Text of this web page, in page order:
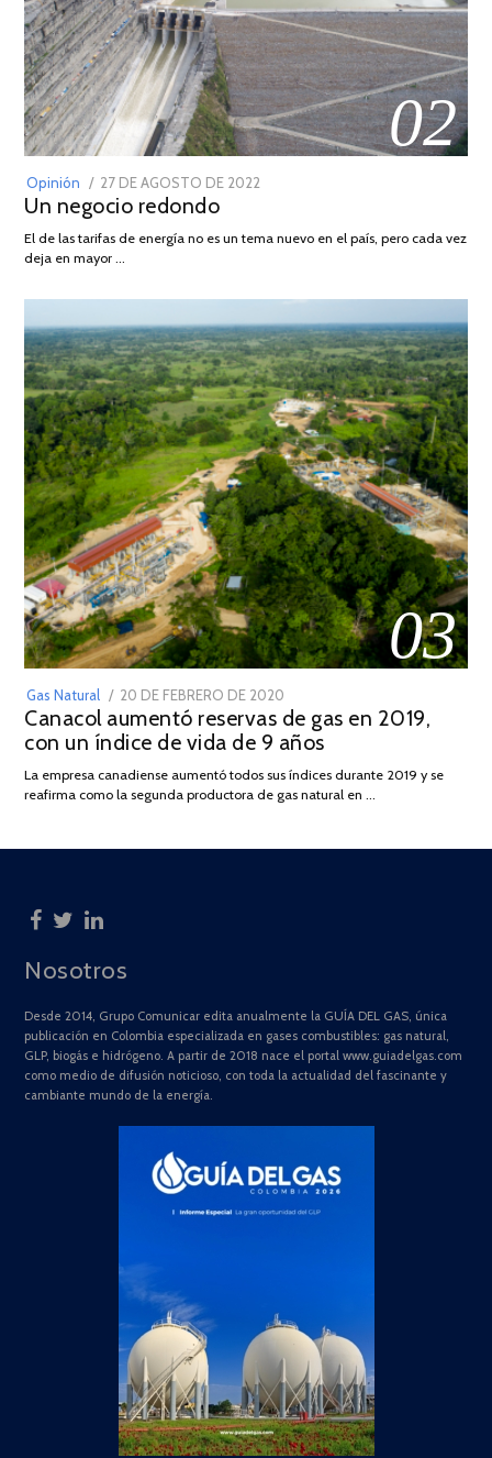
02
Opinión
POSTED
ON
27 DE AGOSTO DE 2022
DE
Un negocio redondo
El de las tarifas de energía no es un tema nuevo en el país, pero cada vez
deja en mayor …
03
Gas Natural
POSTED
ON
20 DE FEBRERO DE 2020
DE
JULIO
2025
Canacol aumentó reservas de gas en 2019,
con un índice de vida de 9 años
La empresa canadiense aumentó todos sus índices durante 2019 y se
reafirma como la segunda productora de gas natural en …
Nosotros
Desde 2014, Grupo Comunicar edita anualmente la GUÍA DEL GAS, única
publicación en Colombia especializada en gases combustibles: gas natural,
GLP, biogás e hidrógeno. A partir de 2018 nace el portal www.guiadelgas.com
como medio de difusión noticioso, con toda la actualidad del fascinante y
cambiante mundo de la energía.